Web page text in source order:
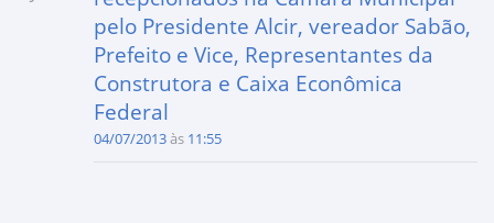
pelo Presidente Alcir, vereador Sabão,
Prefeito e Vice, Representantes da
Construtora e Caixa Econômica
Federal
04/07/2013às 11:55